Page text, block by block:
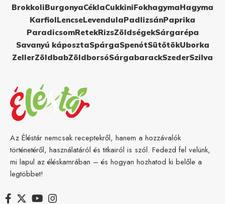
BrokkoliBurgonyaCéklaCukkiniFokhagymaHagyma
KarfiolLencseLevendulaPadlizsánPaprika
ParadicsomRetekRizsZöldségekSárgarépa
Savanyú káposztaSpárgaSpenótSütőtökUborka
ZellerZöldbabZöldborsóSárgabarackSzederSzilva
Az Éléstár nemcsak receptekről, hanem a hozzávalók
történetéről, használatáról és titkairól is szól. Fedezd fel velünk,
mi lapul az éléskamrában – és hogyan hozhatod ki belőle a
legtöbbet!